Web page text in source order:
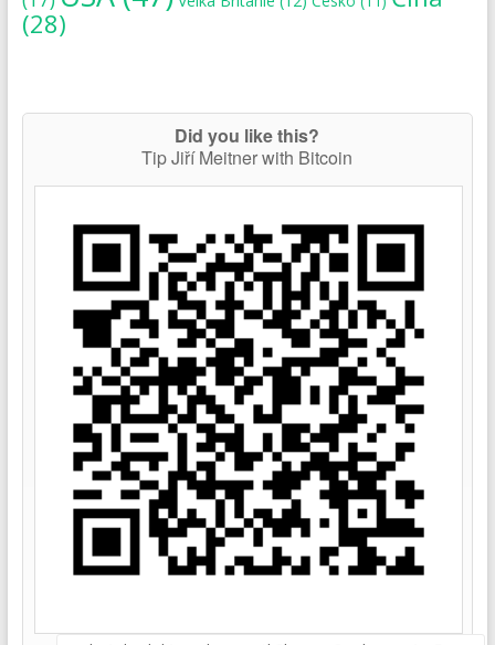
(28)
Did you like this?
Tip Jiří Meitner with Bitcoin